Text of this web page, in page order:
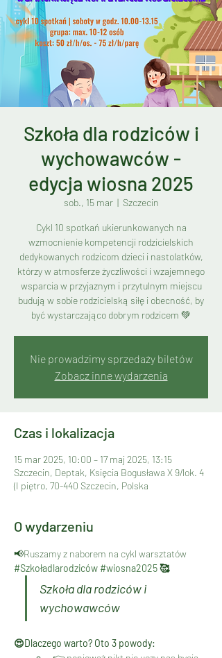
Szkoła dla rodziców i
wychowawców -
edycja wiosna 2025
sob., 15 mar
  |
Szczecin
Cykl 10 spotkań ukierunkowanych na
wzmocnienie kompetencji rodzicielskich
dedykowanych rodzicom dzieci i nastolatków,
którzy w atmosferze życzliwości i wzajemnego
wsparcia w przyjaznym i przytulnym miejscu
budują w sobie rodzicielską siłę i obecność, by
być wystarczająco dobrym rodzicem 💚
Nie prowadzimy sprzedaży biletów
Zobacz inne wydarzenia
Czas i lokalizacja
15 mar 2025, 10:00 – 17 maj 2025, 13:15
Szczecin, Deptak, Księcia Bogusława X 9/lok. 4
(I piętro, 70-440 Szczecin, Polska
O wydarzeniu
📢Ruszamy z naborem na cykl warsztatów
#Szkoładlarodziców #wiosna2025 🥰
Szkoła dla rodziców i
wychowawców
😍Dlaczego warto? Oto 3 powody: